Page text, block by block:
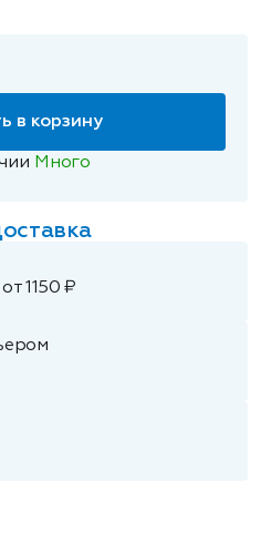
в корзину
Много
1150 ₽